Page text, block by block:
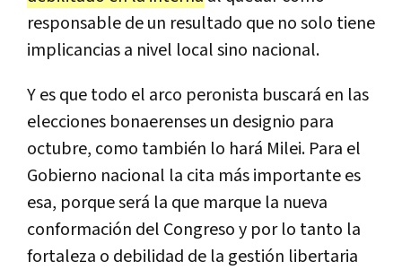
responsable de un resultado que no solo tiene
implicancias a nivel local sino nacional.
Y es que todo el arco peronista buscará en las
elecciones bonaerenses un designio para
octubre, como también lo hará Milei. Para el
Gobierno nacional la cita más importante es
esa, porque será la que marque la nueva
conformación del Congreso y por lo tanto la
fortaleza o debilidad de la gestión libertaria